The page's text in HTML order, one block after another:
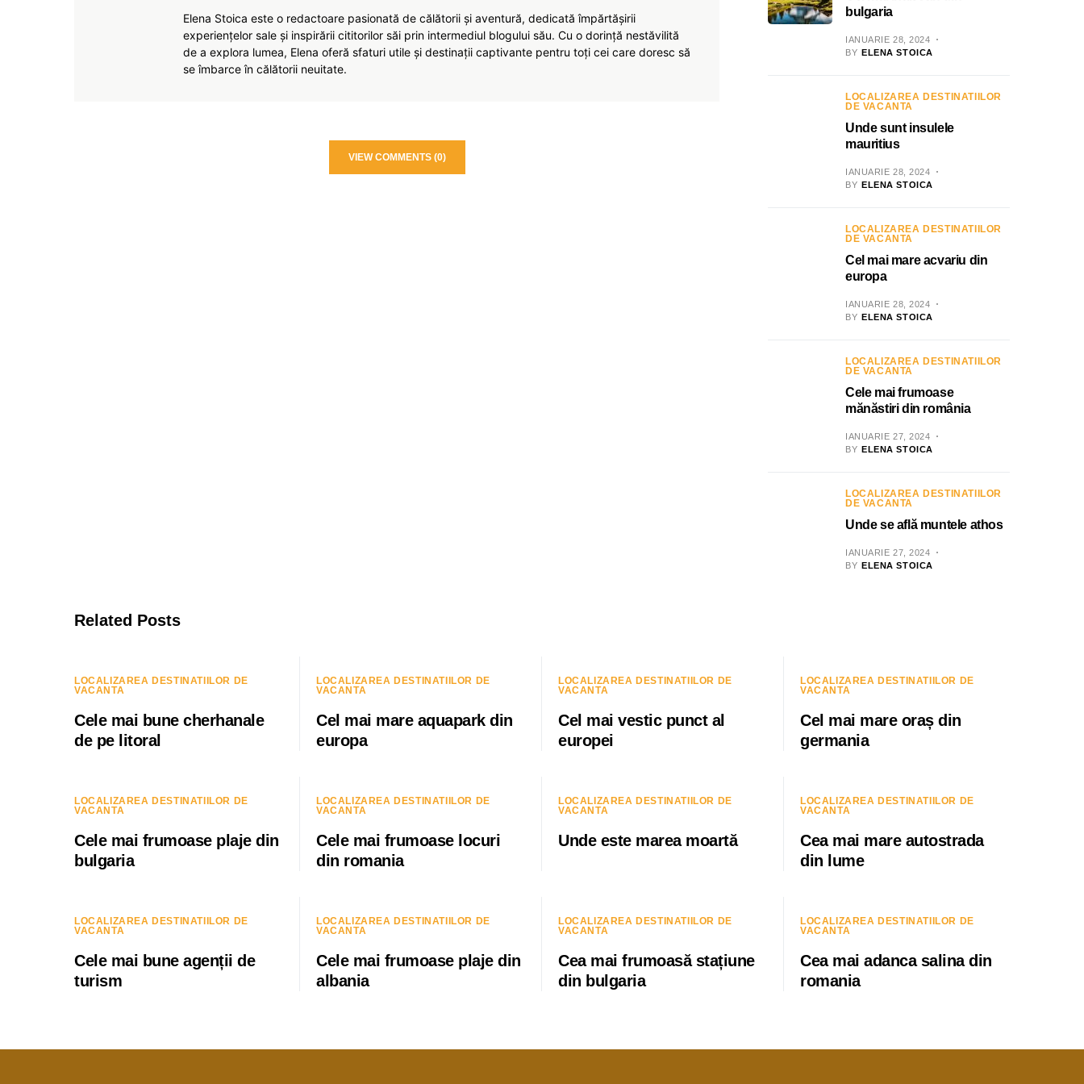
Elena Stoica este o redactoare pasionată de călătorii și aventură, dedicată împărtășirii
experiențelor sale și inspirării cititorilor săi prin intermediul blogului său. Cu o dorință nestăvilită
de a explora lumea, Elena oferă sfaturi utile și destinații captivante pentru toți cei care doresc să
se îmbarce în călătorii neuitate.
VIEW COMMENTS (0)
bulgaria
IANUARIE 28, 2024
BY ELENA STOICA
LOCALIZAREA DESTINATIILOR
DE VACANTA
Unde sunt insulele
mauritius
IANUARIE 28, 2024
BY ELENA STOICA
LOCALIZAREA DESTINATIILOR
DE VACANTA
Cel mai mare acvariu din
europa
IANUARIE 28, 2024
BY ELENA STOICA
LOCALIZAREA DESTINATIILOR
DE VACANTA
Cele mai frumoase
mănăstiri din românia
IANUARIE 27, 2024
BY ELENA STOICA
LOCALIZAREA DESTINATIILOR
DE VACANTA
Unde se află muntele athos
IANUARIE 27, 2024
BY ELENA STOICA
Related Posts
LOCALIZAREA DESTINATIILOR DE
VACANTA
Cele mai bune cherhanale
de pe litoral
LOCALIZAREA DESTINATIILOR DE
VACANTA
Cel mai mare aquapark din
europa
LOCALIZAREA DESTINATIILOR DE
VACANTA
Cel mai vestic punct al
europei
LOCALIZAREA DESTINATIILOR DE
VACANTA
Cel mai mare oraș din
germania
LOCALIZAREA DESTINATIILOR DE
VACANTA
Cele mai frumoase plaje din
bulgaria
LOCALIZAREA DESTINATIILOR DE
VACANTA
Cele mai frumoase locuri
din romania
LOCALIZAREA DESTINATIILOR DE
VACANTA
Unde este marea moartă
LOCALIZAREA DESTINATIILOR DE
VACANTA
Cea mai mare autostrada
din lume
LOCALIZAREA DESTINATIILOR DE
VACANTA
Cele mai bune agenții de
turism
LOCALIZAREA DESTINATIILOR DE
VACANTA
Cele mai frumoase plaje din
albania
LOCALIZAREA DESTINATIILOR DE
VACANTA
Cea mai frumoasă stațiune
din bulgaria
LOCALIZAREA DESTINATIILOR DE
VACANTA
Cea mai adanca salina din
romania